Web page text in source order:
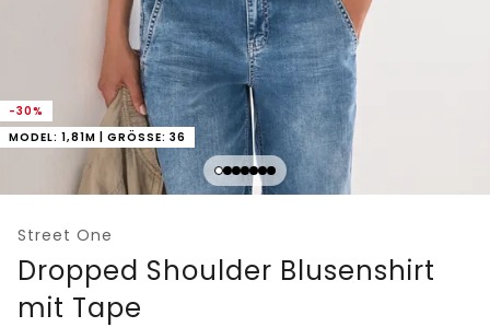
-30%
MODEL: 1,81M | GRÖSSE: 36
Street One
Dropped Shoulder Blusenshirt
mit Tape